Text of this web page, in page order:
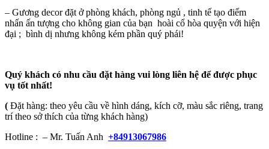
– Gương decor đặt ở phòng khách, phòng ngủ , tinh tế tạo điểm
nhấn ấn tượng cho không gian của bạn hoài cổ hòa quyện với hiện
đại ; bình dị nhưng không kém phần quý phái!
Quý khách có nhu cầu đặt hàng vui lòng liên hệ để được phục
vụ tốt nhất!
( Đặt hàng: theo yêu cầu về hình dáng, kích cỡ, màu sắc riêng, trang
trí theo sở thích của từng khách hàng)
Hotline : – Mr. Tuấn Anh +84913067986